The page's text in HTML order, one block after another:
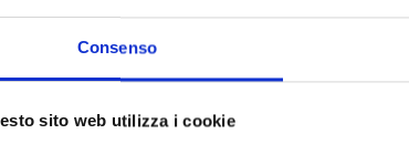
Consenso
sito web utilizza i cookie
Bandi e avvisi Aree